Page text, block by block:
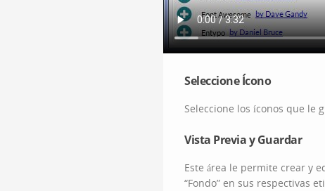
Seleccione Ícono
Seleccione los íconos que le
Vista Previa y Guardar
Este área le permite crear y
“Fondo” en sus respectivas